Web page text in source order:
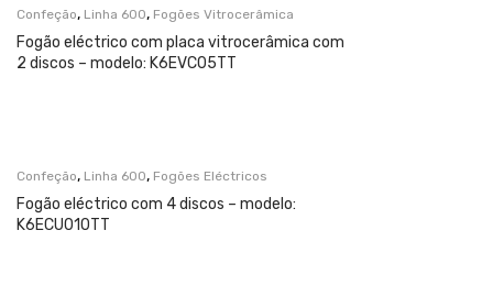
Confeção, Linha 600, Fogões Vitrocerâmica
Fogão eléctrico com placa vitrocerâmica com
2 discos – modelo: K6EVC05TT
Confeção, Linha 600, Fogões Eléctricos
Fogão eléctrico com 4 discos – modelo:
K6ECU010TT